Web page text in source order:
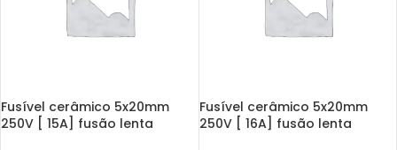
Fusível cerâmico 5x20mm
250V [ 15A] fusão lenta
Fusível cerâmico 5x20mm
250V [ 16A] fusão lenta